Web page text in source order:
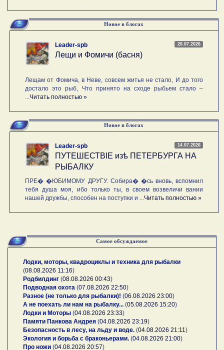
Новое в блогах
20.07.2026
Leader-spb
Лещи и Фомичи (басня)
Лещам от Фомича, в Неве, совсем житья не стало, И до того
достало это рыб, Что принято на сходе рыбьем стало –
Читать полностью »
Новое в блогах
14.07.2026
Leader-spb
ПУТЕШЕСТВIE изѣ ПЕТЕРБУРГА НА
РЫБАЛКУ
ПРЕ� �ЮБИМОМУ ДРУГУ. Собира� �сь вновь, вспомнил
тебя душа моя, ибо только ты, в своем возвеличи вании
нашей дружбы, способен на поступки и ... Читать полностью »
Самое обсуждаемое
Лодки, моторы, квадроциклы и техника для рыбалки
(08.08.2026 11:16)
Родбилдинг (08.08.2026 00:43)
Подводная охота (07.08.2026 22:50)
Разное (не только для рыбалки)! (06.08.2026 23:00)
А не поехать ли нам на рыбалку... (05.08.2026 15:20)
Лодки и Моторы (04.08.2026 23:33)
Памяти Панкова Андрея (04.08.2026 23:19)
Безопасность в лесу, на льду и воде. (04.08.2026 21:11 )
Экология и борьба с браконьерами. (04.08.2026 21:00)
Про ножи (04.08.2026 20:57)